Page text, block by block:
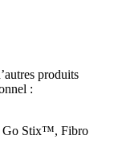
produits
:
Go Stix™, Fibro